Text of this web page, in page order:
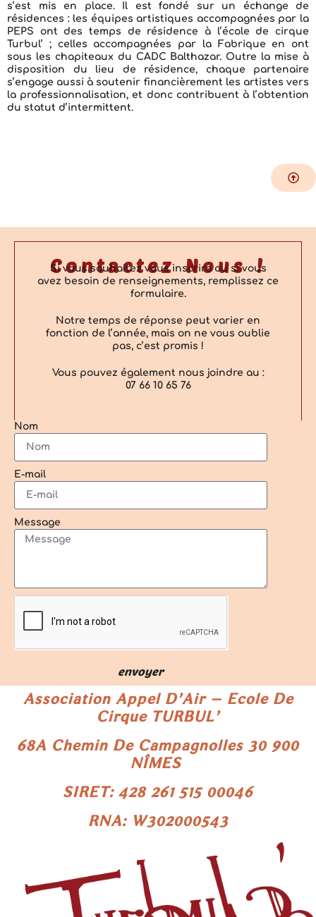
s’est mis en place. Il est fondé sur un échange de
résidences : les équipes artistiques accompagnées par la
PEPS ont des temps de résidence à l’école de cirque
Turbul’ ; celles accompagnées par la Fabrique en ont
sous les chapiteaux du CADC Balthazar. Outre la mise à
disposition du lieu de résidence, chaque partenaire
s’engage aussi à soutenir financièrement les artistes vers
la professionnalisation, et donc contribuent à l’obtention
du statut d’intermittent.
Contactez Nous !
Si vous souhaitez vous inscrire ou si vous
avez besoin de renseignements, remplissez ce
formulaire.
Notre temps de réponse peut varier en
fonction de l’année, mais on ne vous oublie
pas, c’est promis !
Vous pouvez également nous joindre au :
07 66 10 65 76
Nom
E-mail
Message
envoyer
Association Appel D’Air – Ecole De
Cirque TURBUL’
68A Chemin De Campagnolles 30 900
NÎMES
SIRET: 428 261 515 00046
RNA: W302000543